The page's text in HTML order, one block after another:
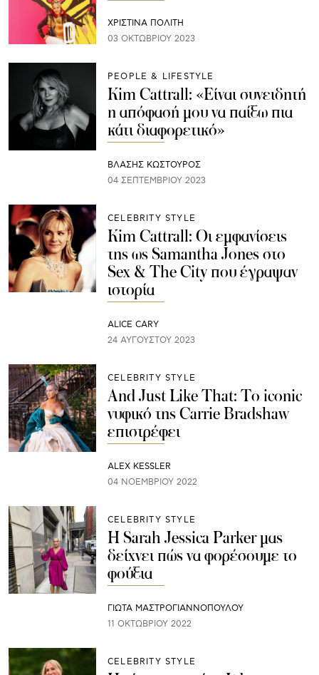
ΧΡΙΣΤΙΝΑ ΠΟΛΙΤΗ
03 ΟΚΤΩΒΡΊΟΥ 2023
PEOPLE & LIFESTYLE
Kim Cattrall: «Eίναι συνειδητή
η απόφασή μου να παίξω πια
κάτι διαφορετικό»
ΒΛΑΣΗΣ ΚΩΣΤΟΥΡΟΣ
04 ΣΕΠΤΕΜΒΡΊΟΥ 2023
CELEBRITY STYLE
Kim Cattrall: Οι εμφανίσεις
της ως Samantha Jones στο
Sex & The City που έγραψαν
ιστορία
ALICE CARY
24 ΑΥΓΟΎΣΤΟΥ 2023
CELEBRITY STYLE
And Just Like That: Το iconic
νυφικό της Carrie Bradshaw
επιστρέφει
ALEX KESSLER
04 ΝΟΕΜΒΡΊΟΥ 2022
CELEBRITY STYLE
Η Sarah Jessica Parker μας
δείχνει πώς να φορέσουμε το
φούξια
ΓΙΩΤΑ ΜΑΣΤΡΟΓΙΑΝΝΟΠΟΥΛΟΥ
11 ΟΚΤΩΒΡΊΟΥ 2022
CELEBRITY STYLE